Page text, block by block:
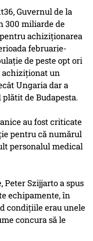
Guvernul de la
300 miliarde de
achiziţionarea
februarie-
de peste opt ori
achiziţionat un
Ungaria dar a
de Budapesta.
au fost criticate
pentru că numărul
personalul medical
Szijjarto a spus
echipamente, în
condiţiile erau unele
concura să le